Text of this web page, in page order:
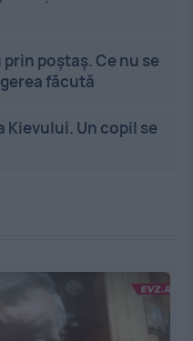
prin poștaș. Ce nu se
făcută
Kievului. Un copil se